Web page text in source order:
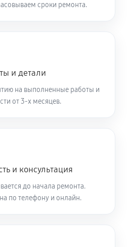
сроки ремонта.
и детали
на выполненные работы и
от 3-х месяцев.
и консультация
до начала ремонта.
по телефону и онлайн.